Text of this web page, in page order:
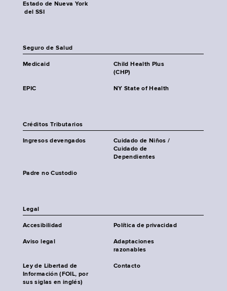
Estado de Nueva York
del SSI
Seguro de Salud
Medicaid
Child Health Plus
(CHP)
EPIC NY State of Health
Créditos Tributarios
Ingresos devengados
Cuidado de Niños /
Cuidado de
Dependientes
Padre no Custodio
Legal
Accesibilidad Política de privacidad
Aviso legal
Adaptaciones
razonables
Ley de Libertad de
Información (FOIL, por
sus siglas en inglés)
Contacto